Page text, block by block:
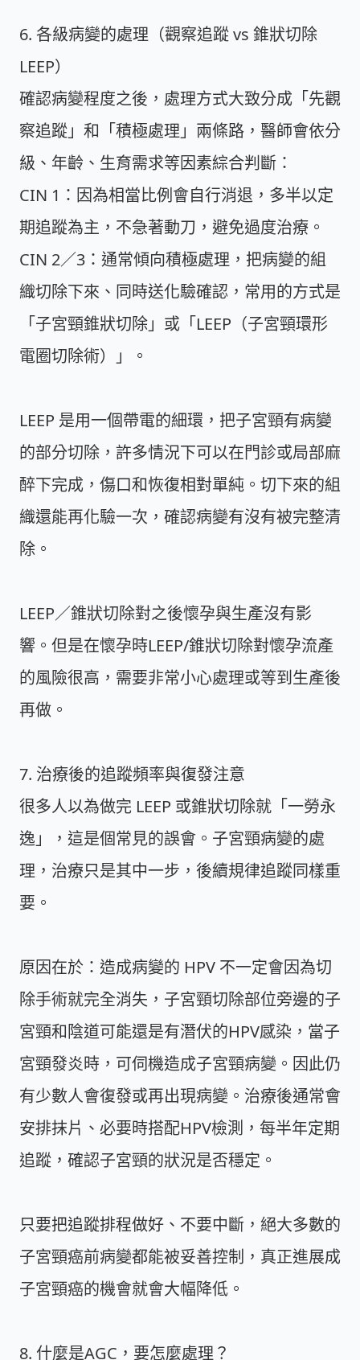
6. 各級病變的處理（觀察追蹤 vs 錐狀切除
LEEP）
確認病變程度之後，處理方式大致分成「先觀
察追蹤」和「積極處理」兩條路，醫師會依分
級、年齡、生育需求等因素綜合判斷：
CIN 1： 因為相當比例會自行消退，多半以定
期追蹤為主，不急著動刀，避免過度治療。
CIN 2／3： 通常傾向積極處理，把病變的組
織切除下來、同時送化驗確認，常用的方式是
「子宮頸錐狀切除」或「LEEP（子宮頸環形
電圈切除術）」。
LEEP 是用一個帶電的細環，把子宮頸有病變
的部分切除，許多情況下可以在門診或局部麻
醉下完成，傷口和恢復相對單純。切下來的組
織還能再化驗一次，確認病變有沒有被完整清
除。
LEEP／錐狀切除對之後懷孕與生產沒有影
響。但是在懷孕時LEEP/錐狀切除對懷孕流產
的風險很高，需要非常小心處理或等到生產後
再做。
7. 治療後的追蹤頻率與復發注意
很多人以為做完 LEEP 或錐狀切除就「一勞永
逸」，這是個常見的誤會。子宮頸病變的處
理，治療只是其中一步，後續規律追蹤同樣重
要。
原因在於：造成病變的 HPV 不一定會因為切
除手術就完全消失，子宮頸切除部位旁邊的子
宮頸和陰道可能還是有潛伏的HPV感染，當子
宮頸發炎時，可伺機造成子宮頸病變。因此仍
有少數人會復發或再出現病變。治療後通常會
安排抹片、必要時搭配HPV檢測，每半年定期
追蹤，確認子宮頸的狀況是否穩定。
只要把追蹤排程做好、不要中斷，絕大多數的
子宮頸癌前病變都能被妥善控制，真正進展成
子宮頸癌的機會就會大幅降低。
8. 什麼是AGC，要怎麼處理？